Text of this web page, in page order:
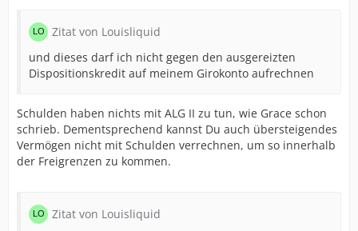
Zitat von Louisliquid
und dieses darf ich nicht gegen den ausgereizten
Dispositionskredit auf meinem Girokonto aufrechnen
Schulden haben nichts mit ALG II zu tun, wie Grace schon
schrieb. Dementsprechend kannst Du auch übersteigendes
Vermögen nicht mit Schulden verrechnen, um so innerhalb
der Freigrenzen zu kommen.
Zitat von Louisliquid